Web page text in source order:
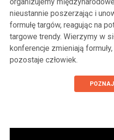
organizujemy
nieustannie poszerzając i
formułę targów, reagując na
targowe trendy. Wierzymy w
konferencje zmieniają
pozostaje człowiek.